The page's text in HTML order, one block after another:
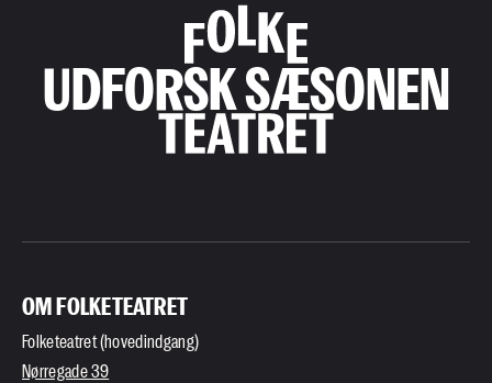
UDFORSK SÆSONEN
OM FOLKETEATRET
Folketeatret (hovedindgang)
Nørregade 39